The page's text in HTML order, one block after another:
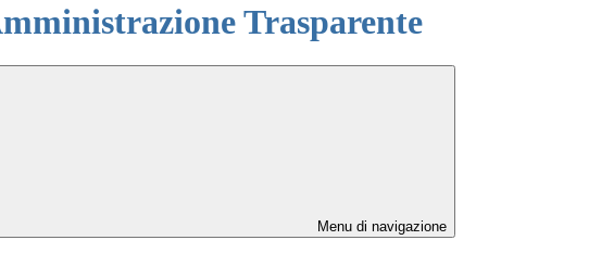
Trasparente
Menu di navigazione